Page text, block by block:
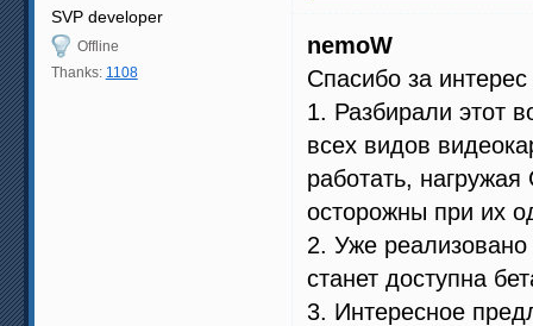
SVP developer
Offline
Thanks: 1108
nemoW
Спасибо за
1. Разбирали этот
всех видов
работать,
осторожны при их
2. Уже
станет доступна
3. Интересное